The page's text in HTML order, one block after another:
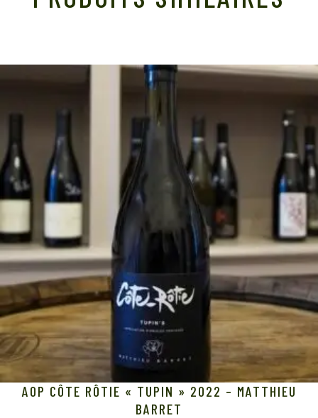
AOP CÔTE RÔTIE « TUPIN » 2022 – MATTHIEU
BARRET